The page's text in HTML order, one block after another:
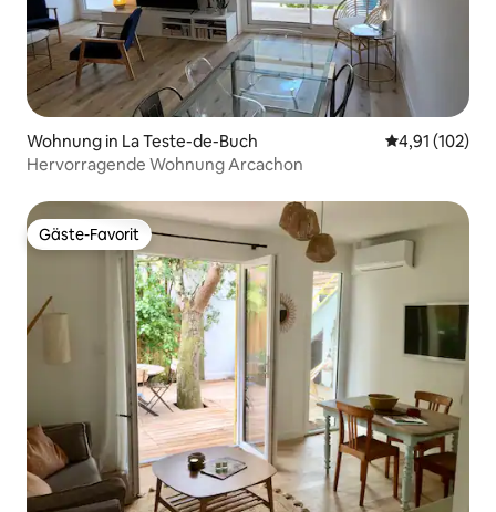
Wohnung in La Teste-de-Buch
4,91 (102)
Hervorragende Wohnung Arcachon
Gäste-Favorit
Gäste-Favorit